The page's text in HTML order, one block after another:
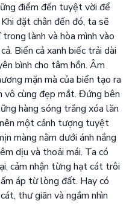
điểm đến tuyệt vời để
đặt chân đến đó, ta sẽ
lành và hòa mình vào
Biển cả xanh biếc trải dài
bình cho tâm hồn. Âm
mặn mà của biển tạo ra
vô cùng đẹp mắt. Đứng bên
hàng sóng trắng xóa lăn
một cảnh tượng tuyệt
màng nằm dưới ánh nắng
dịu và thoải mái. Ta có
cảm nhận từng hạt cát trôi
áp từ lòng đất. Hay có
thư giãn và ngắm nhìn